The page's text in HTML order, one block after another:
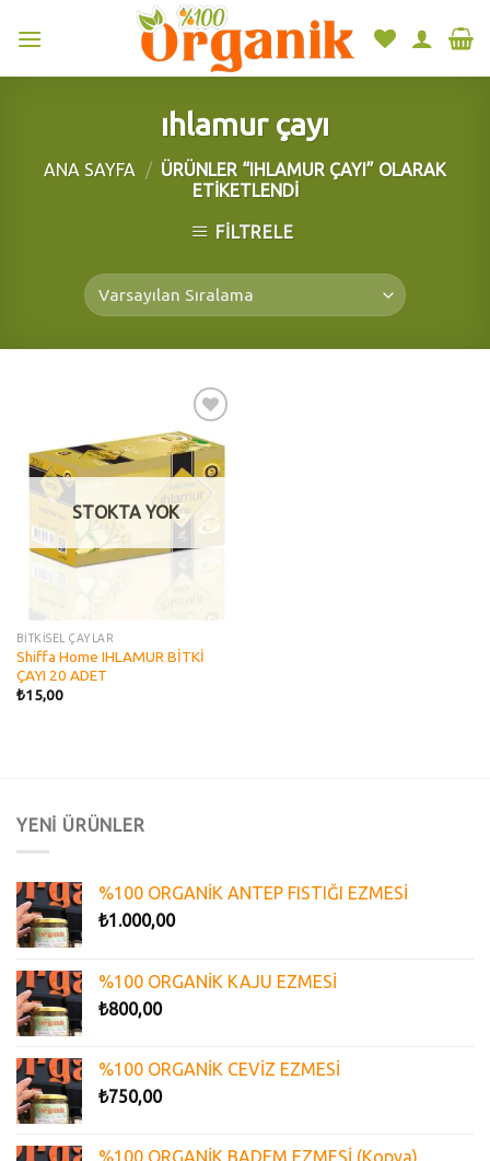
ıhlamur çayı
ANA SAYFA / ÜRÜNLER “IHLAMUR ÇAYI” OLARAK
ETIKETLENDI
FILTRELE
Add to
wishlist
STOKTA YOK
BİTKİSEL ÇAYLAR
Shiffa Home IHLAMUR BİTKİ
ÇAYI 20 ADET
₺15,00
YENİ ÜRÜNLER
%100 ORGANİK ANTEP FISTIĞI EZMESİ
₺1.000,00
%100 ORGANİK KAJU EZMESİ
₺800,00
%100 ORGANİK CEVİZ EZMESİ
₺750,00